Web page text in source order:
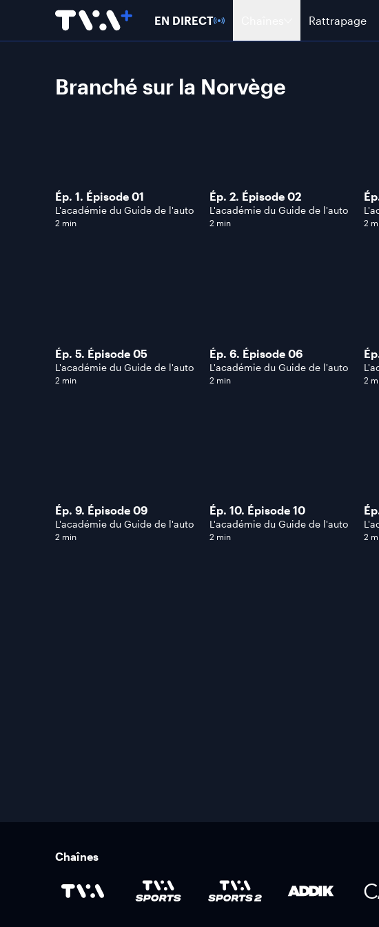
EN DIRECT Rattrapage
Branché sur la Norvège
Ép. 1. Épisode 01
L'académie du Guide de l'auto
2 min
Ép. 2. Épisode 02
L'académie du Guide de l'auto
2 min 2
Ép. 5. Épisode 05
L'académie du Guide de l'auto
2 min
Ép. 6. Épisode 06
L'académie du Guide de l'auto
2 min 2
Ép. 9. Épisode 09
L'académie du Guide de l'auto
2 min
Ép. 10. Épisode 10
L'académie du Guide de l'auto
2 min 2
Chaînes